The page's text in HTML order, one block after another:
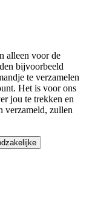
alleen voor de
bijvoorbeeld
te verzamelen
Het is voor ons
jou te trekken en
verzameld, zullen